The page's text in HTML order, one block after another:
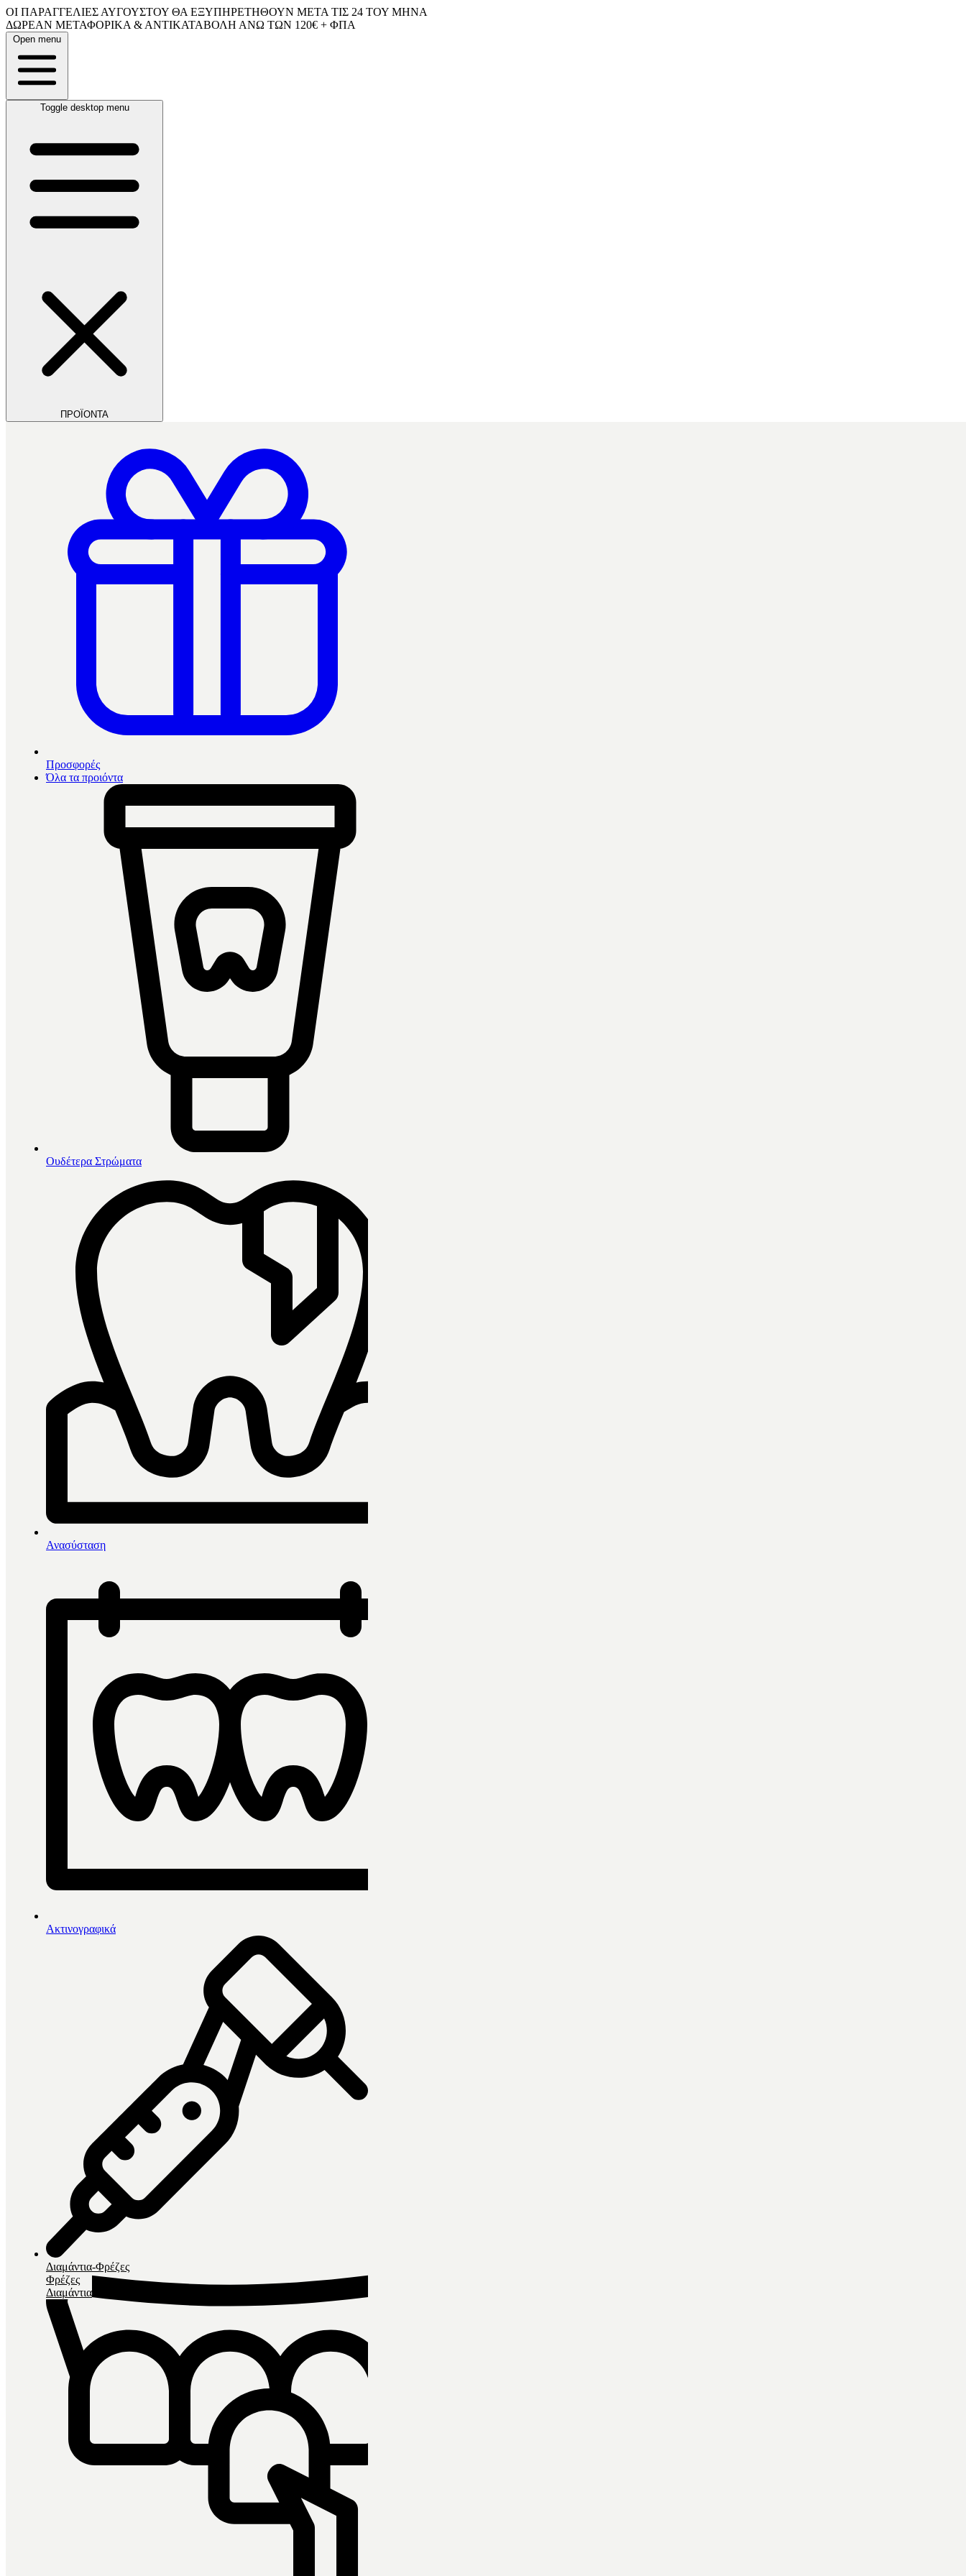
ΟΙ ΠΑΡΑΓΓΕΛΙΕΣ ΑΥΓΟΥΣΤΟΥ ΘΑ ΕΞΥΠΗΡΕΤΗΘΟΥΝ ΜΕΤΑ ΤΙΣ 24 ΤΟΥ ΜΗΝΑ
ΔΩΡΕΑΝ ΜΕΤΑΦΟΡΙΚΑ & ΑΝΤΙΚΑΤΑΒΟΛΗ ΑΝΩ ΤΩΝ 120€ + ΦΠΑ
Open menu
Toggle desktop menu
ΠΡΟΪΟΝΤΑ
Προσφορές
Όλα τα προιόντα
Ουδέτερα Στρώματα
Ανασύσταση
Ακτινογραφικά
Διαμάντια-Φρέζες
Φρέζες
Διαμάντια
Αρχική /
Πρόληψη - Προφύλαξη
Intermed Chlorhexil